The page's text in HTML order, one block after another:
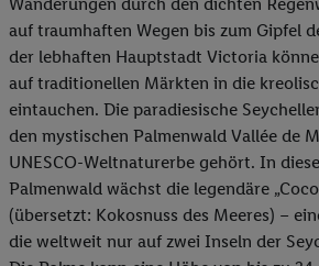
auf traumhaften Wegen bis zum Gipfel
der lebhaften Hauptstadt Victoria
auf traditionellen Märkten in die
eintauchen. Die paradiesische
den mystischen Palmenwald Vallée de
UNESCO-Weltnaturerbe gehört. In
Palmenwald wächst die legendäre
(übersetzt: Kokosnuss des Meeres) –
die weltweit nur auf zwei Inseln der